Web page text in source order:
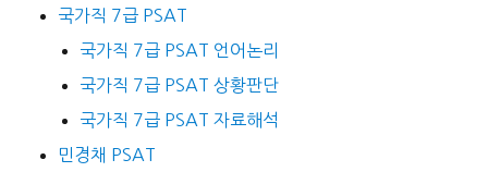
국가직 7급 PSAT
국가직 7급 PSAT 언어논리
국가직 7급 PSAT 상황판단
국가직 7급 PSAT 자료해석
민경채 PSAT